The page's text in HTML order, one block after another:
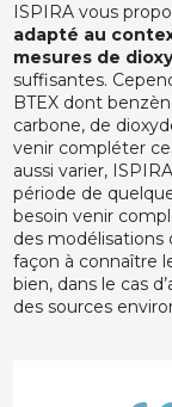
ISPIRA vous
adapté au
mesures de
suffisantes.
BTEX dont
carbone, de
venir compléter
aussi varier,
période de
besoin venir
des modélisations
façon à connaître
bien, dans le cas
des sources